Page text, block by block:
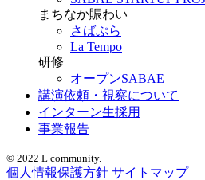
まちなか賑わい
さばぷら
La Tempo
研修
オープンSABAE
講演依頼・視察について
インターン生採用
事業報告
© 2022 L community.
個人情報保護方針 サイトマップ